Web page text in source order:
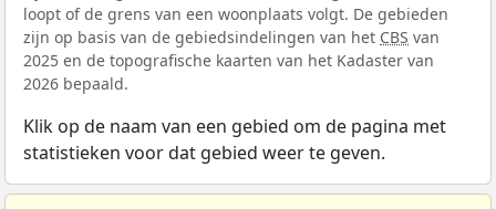
loopt of de grens van een woonplaats volgt. De gebieden
zijn op basis van de gebiedsindelingen van het CBS van
2025 en de topografische kaarten van het Kadaster van
2026 bepaald.
Klik op de naam van een gebied om de pagina met
statistieken voor dat gebied weer te geven.